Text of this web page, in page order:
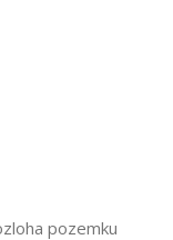
pozemku